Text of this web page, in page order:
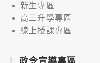
新生專區
高三升學專區
線上授課專區